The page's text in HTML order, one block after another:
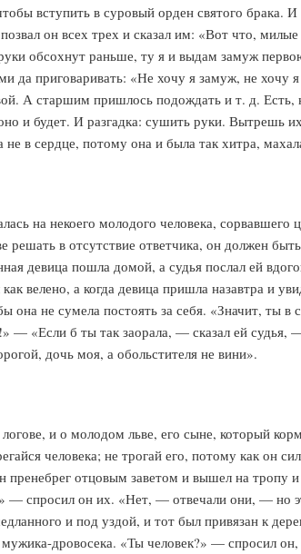
вступить в суровый орден святого брака.
он всех трех и сказал им: «Вот что,
обсохнут раньше, ту я и выдам замуж
да приговаривать: «Не хочу я замуж, не
А старшим пришлось подождать и т. д. Есть,
и будет. И разгадка: сушить руки. Вытрешь
в сердце, потому она и была так хитра,
на некоего молодого человека, сорвавшего
в отсутствие ответчика, он должен
девица пошла домой, а судья послал ей
велено, а когда девица пришла назавтра и
она не сумела постоять за себя. «Значит, ты в
— «Если б ты так заорала, — сказал ей судья,
дочь моя, а обольстителя не вини».
и о молодом льве, его сыне, который
человека; не трогай его, потому как он
отцовым заветом и вышел на тропу и
спросил он их. «Нет, — отвечали они, — но
и под уздой, и тот был привязан к
мужика-дровосека. «Ты человек?» — спросил